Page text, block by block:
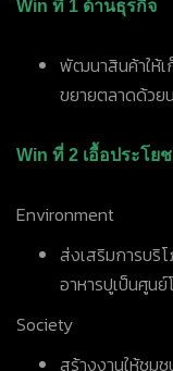
Win ที่ 1 ด้านธุรกิจ
พัฒนาสินค้าให้เ
ขยายตลาดด้วย
Win ที่ 2 เอื้อประโ
Environment
ส่งเสริมการบริ
อาหารปูเป็นศูนย์
Society
สร้างงานให้ชุม